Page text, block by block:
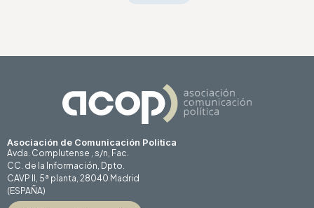
Asociación de Comunicación Politica
Avda. Complutense , s/n, Fac.
CC. de la Información, Dpto.
CAVP II, 5ª planta, 28040 Madrid
(ESPAÑA)